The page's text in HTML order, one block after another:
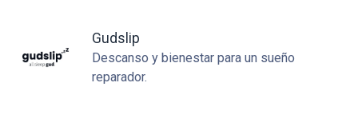
Gudslip
Descanso y bienestar para un sueño
reparador.